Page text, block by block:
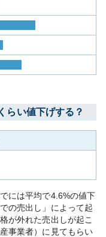
らい値下げする？
には平均で4.6%の値下
の売出し」によって起
が外れた売出しが起こ
事業者）に見てもらい